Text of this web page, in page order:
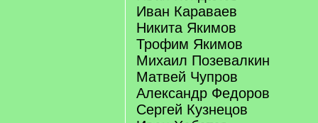
Иван Караваев
Никита Якимов
Трофим Якимов
Михаил Позевалкин
Матвей Чупров
Александр Федоров
Сергей Кузнецов